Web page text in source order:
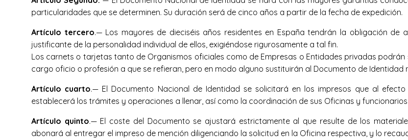
particularidades que se determinen. Su duración será de cinco años a partir de la fecha de expedición.
Artículo tercero.— Los mayores de dieciséis años residentes en España tendrán la obligación de
justificante de la personalidad individual de ellos, exigiéndose rigurosamente a tal fin.
Los carnets o tarjetas tanto de Organismos oficiales como de Empresas o Entidades privadas
cargo oficio o profesión a que se refieran, pero en modo alguno sustituirán al Documento de Identidad
Artículo cuarto.— El Documento Nacional de Identidad se solicitará en los impresos que al
establecerá los trámites y operaciones a llenar, así como la coordinación de sus Oficinas y
Artículo quinto.— El coste del Documento se ajustará estrictamente al que resulte de los
abonará al entregar el impreso de mención diligenciando la solicitud en la Oficina respectiva, y lo